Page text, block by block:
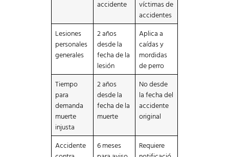
accidente
víctimas de
accidentes
Lesiones
personales
generales
2 años
desde la
fecha de la
lesión
Aplica a
caídas y
mordidas
de perro
Tiempo
para
demanda
muerte
injusta
2 años
desde la
fecha de la
muerte
No desde
la fecha del
accidente
original
Accidente
6 meses
Requiere